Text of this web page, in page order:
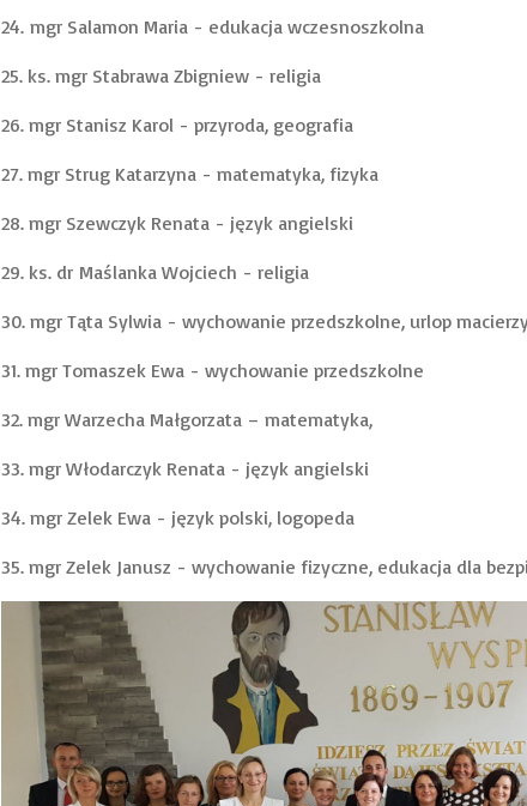
24. mgr Salamon Maria - edukacja wczesnoszkolna
25. ks. mgr Stabrawa Zbigniew - religia
26. mgr Stanisz Karol - przyroda, geografia
27. mgr Strug Katarzyna - matematyka, fizyka
28. mgr Szewczyk Renata - język angielski
29. ks. dr Maślanka Wojciech - religia
30. mgr Tąta Sylwia - wychowanie przedszkolne, urlop
31. mgr Tomaszek Ewa - wychowanie przedszkolne
32. mgr Warzecha Małgorzata – matematyka,
33. mgr Włodarczyk Renata - język angielski
34. mgr Zelek Ewa - język polski, logopeda
35. mgr Zelek Janusz - wychowanie fizyczne, edukacja dla